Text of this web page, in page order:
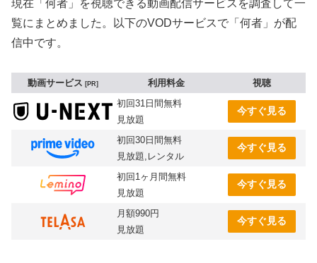
現在「何者」を視聴できる動画配信サービスを調査して一
覧にまとめました。以下のVODサービスで「何者」が配
信中です。
動画サービス PR 利用料金
視聴
初回31日間無料
見放題
今すぐ見る
初回30日間無料
見放題,レンタル
今すぐ見る
初回1ヶ月間無料
見放題
今すぐ見る
月額990円
見放題
今すぐ見る